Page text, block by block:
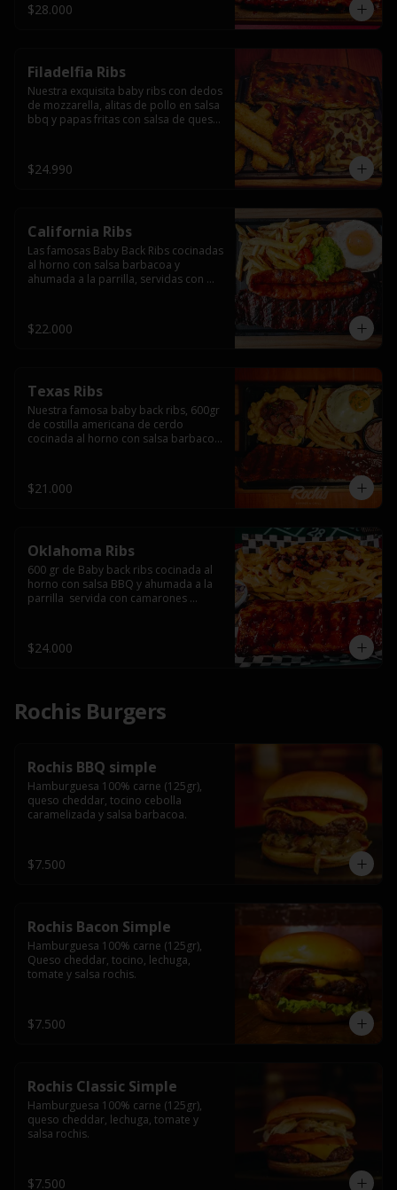
$28.000
Filadelfia Ribs
Nuestra exquisita baby ribs con dedos
de mozzarella, alitas de pollo en salsa
bbq y papas fritas con salsa de queso
$24.990
California Ribs
Las famosas Baby Back Ribs cocinadas
al horno con salsa barbacoa y
ahumada a la parrilla, servidas con
$22.000
Texas Ribs
Nuestra famosa baby back ribs, 600gr
de costilla americana de cerdo
cocinada al horno con salsa barbacoa
tocino ahumado laminado, papas
fritas  y un huevo frito.
$21.000
Oklahoma Ribs
600 gr de Baby back ribs cocinada al
horno con salsa BBQ y ahumada a la
parrilla  servida con camarones
$24.000
Rochis Burgers
Rochis BBQ simple
Hamburguesa 100% carne (125gr),
queso cheddar, tocino cebolla
caramelizada y salsa barbacoa.
$7.500
Rochis Bacon Simple
Hamburguesa 100% carne (125gr),
Queso cheddar, tocino, lechuga,
tomate y salsa rochis.
$7.500
Rochis Classic Simple
Hamburguesa 100% carne (125gr),
queso cheddar, lechuga, tomate y
salsa rochis.
$7.500